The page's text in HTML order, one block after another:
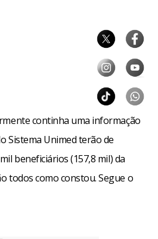
continha uma informação
Sistema Unimed terão de
beneficiários (157,8 mil) da
todos como constou. Segue o